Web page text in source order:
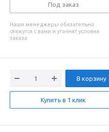
Под заказ
Наши менеджеры обязательно
свяжутся с вами и уточнят условия
заказа
В корзину
Купить в 1 клик